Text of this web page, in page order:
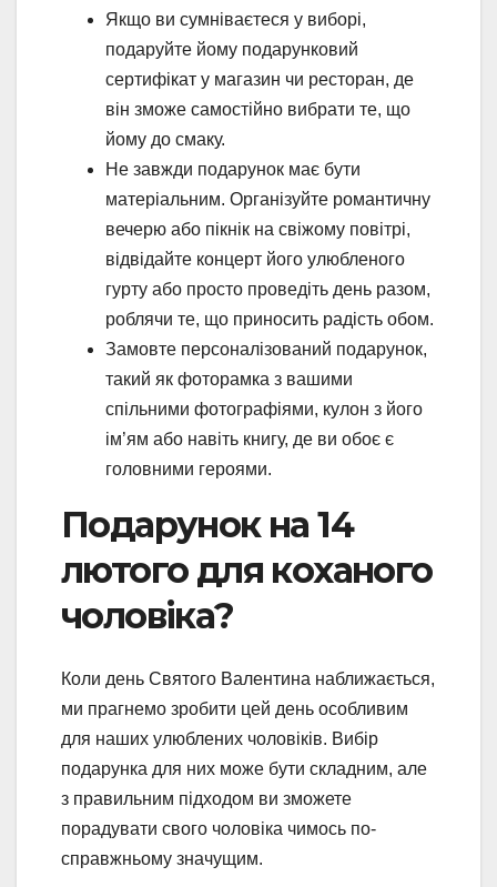
Якщо ви сумніваєтеся у виборі,
подаруйте йому подарунковий
сертифікат у магазин чи ресторан, де
він зможе самостійно вибрати те, що
йому до смаку.
Не завжди подарунок має бути
матеріальним. Організуйте романтичну
вечерю або пікнік на свіжому повітрі,
відвідайте концерт його улюбленого
гурту або просто проведіть день разом,
роблячи те, що приносить радість обом.
Замовте персоналізований подарунок,
такий як фоторамка з вашими
спільними фотографіями, кулон з його
ім’ям або навіть книгу, де ви обоє є
головними героями.
Подарунок на 14
лютого для коханого
чоловіка?
Коли день Святого Валентина наближається,
ми прагнемо зробити цей день особливим
для наших улюблених чоловіків. Вибір
подарунка для них може бути складним, але
з правильним підходом ви зможете
порадувати свого чоловіка чимось по-
справжньому значущим.